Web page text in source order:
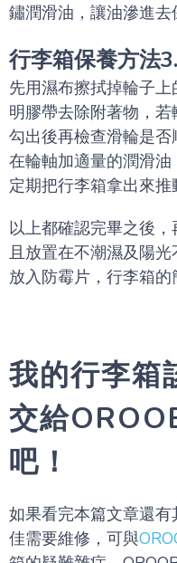
鏽潤滑油，讓油滲進去
行李箱保養方法
先用濕布擦拭掉輪子
明膠帶去除附著物，
勾出後再檢查滑輪是
在輪軸加適量的潤滑
定期把行李箱拿出來推
以上都確認完畢之後，
且放置在不潮濕及陽
放入防霉片，行李箱的
我的行李箱
交給
吧！
如果看完本篇文章還
佳需要維修，可與